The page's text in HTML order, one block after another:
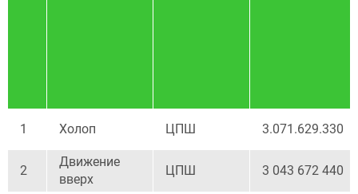
1 Холоп ЦПШ 3.071.629.330
2
Движение
вверх
ЦПШ 3 043 672 440